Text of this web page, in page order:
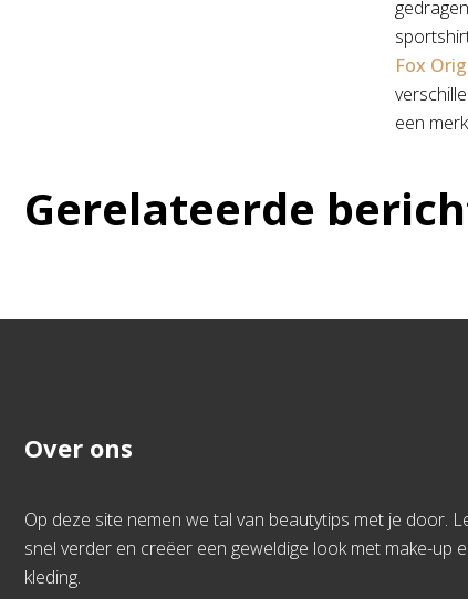
Fox
een
Gerelateerde
Over ons
Op deze site nemen we tal van beautytips met je door.
snel verder en creëer een geweldige look met make-up
kleding.